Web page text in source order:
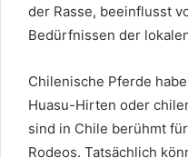
der Rasse, beeinflusst
Bedürfnissen der
Chilenische Pferde
Huasu-Hirten oder
sind in Chile berühmt
Rodeos. Tatsächlich